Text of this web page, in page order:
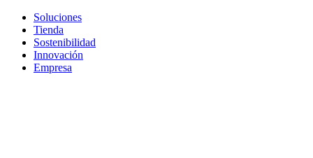
Soluciones
Tienda
Sostenibilidad
Innovación
Empresa